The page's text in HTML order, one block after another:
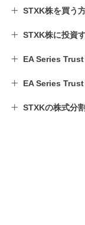
STXK株を買う
STXK株に投資
EA Series
EA Series
STXKの株式分